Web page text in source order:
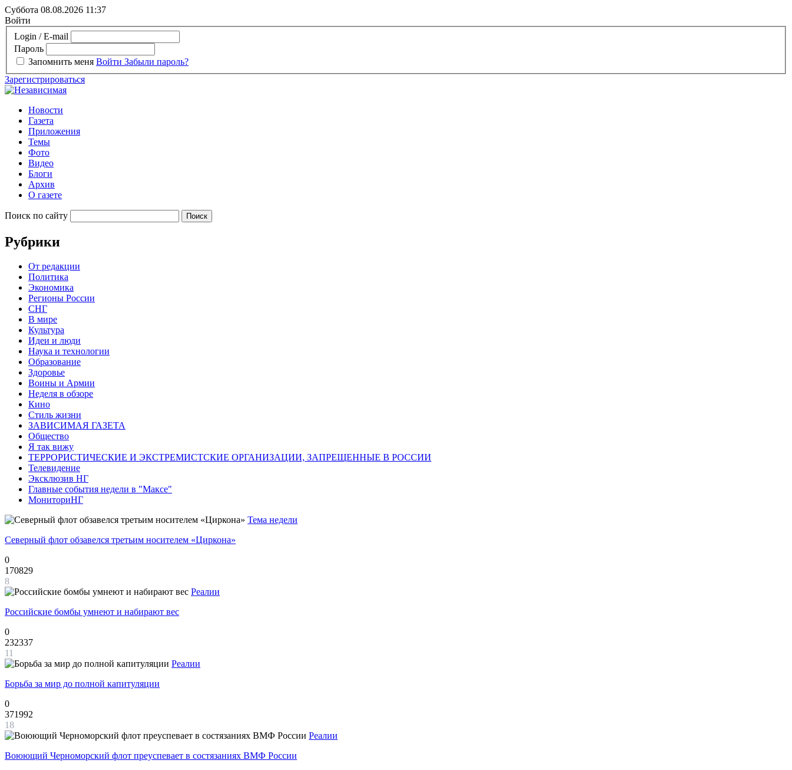
Суббота 08.08.2026 11:37
Войти
Login / E-mail
Пароль
Запомнить меня Войти Забыли пароль?
Зарегистрироваться
Новости
Газета
Приложения
Темы
Фото
Видео
Блоги
Архив
О газете
Поиск по сайту
Рубрики
От редакции
Политика
Экономика
Регионы России
СНГ
В мире
Культура
Идеи и люди
Наука и технологии
Образование
Здоровье
Воины и Армии
Неделя в обзоре
Кино
Стиль жизни
ЗАВИСИМАЯ ГАЗЕТА
Общество
Я так вижу
ТЕРРОРИСТИЧЕСКИЕ И ЭКСТРЕМИСТСКИЕ ОРГАНИЗАЦИИ, ЗАПРЕЩЕННЫЕ В РОССИИ
Телевидение
Эксклюзив НГ
Главные события недели в "Максе"
МониториНГ
Тема недели
Северный флот обзавелся третьим носителем «Циркона»
0
170829
8
Реалии
Российские бомбы умнеют и набирают вес
0
232337
11
Реалии
Борьба за мир до полной капитуляции
0
371992
18
Реалии
Воюющий Черноморский флот преуспевает в состязаниях ВМФ России